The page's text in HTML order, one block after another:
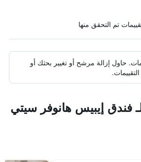
حاول إزالة مرشح أو تغيير بحثك أو
فندق إيبيس هانوفر سيتي